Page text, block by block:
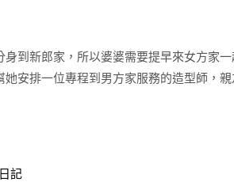
到新郎家，所以婆婆需要提早來女方家
安排一位專程到男方家服務的造型師，
記